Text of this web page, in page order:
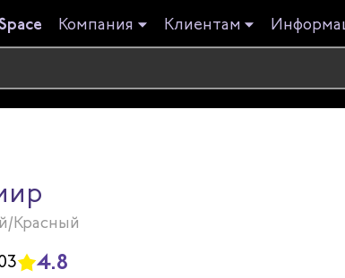
Компания Клиентам
Красный
4.8